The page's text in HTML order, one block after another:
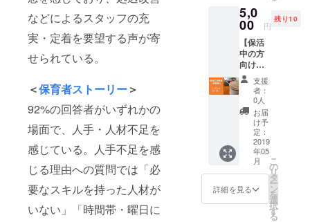
などによるスタッフの充
実・定着を要望する声が寄
せられている。
＜保育者ストーリー＞
92%の回答者がいずれかの
場面で、人手・人材不足を
感じている。人手不足を感
じる理由への質問では「必
要なスキルを持った人材が
いない」「時間帯・曜日に
は、支
援者様
にてご
負担い
ただき
ますよ
うお願
い申し
上げま
す。
いただ
くきっ
かけに
なれば
と企画
しまし
た。夫
婦では
じめる
子育て
の第一
歩とし
て、ぜ
ひご参
加くだ
さい！
※会場ま
での交
通費に
に開講
いただ
けるこ
とにな
りまし
た。そ
の日を
迎える
までな
かなか
イメー
ジでき
ないお
産や育
児を、
パパ
に！そ
して夫
婦で！
ト
douce.
が、
「おお
かみ学
級」の
名で実
際に産
婦人科
にて
行って
いる両
親学級
を、
miraco
ペーン
のため
加OKで
す！ ※
での交
通費お
よびお
茶代に
ついて
は、支
援者様
にてご
負担い
ただき
ますよ
うお願
い申し
上げま
さんと
共に、
保活と
は何
か？か
ら保活
のノウ
ハウ、
首都圏
の保活
の現状
ににつ
いて語
り合
い、情
報を共
有する
5,0
00 円
残り10
【保活
中の方
向け】
保活の
お茶
会 5月
22日
（水）
10時
~12時＠
渋谷 10
名限定
／これ
から保
活、現
支援
者：
0人
お届
け予
定：
2019
年05
月
詳細を見る
こ
の
リ
タ
ー
ン
を
選
択
す
る